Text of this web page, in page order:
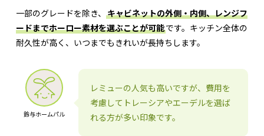
一部のグレードを除き、 キャビネットの外側・内側、レンジフ
ードまでホーロー素材を選ぶことが可能です。キッチン全体の
耐久性が高く、いつまでもきれいが長持ちします。
鈴与ホームパル
レミューの人気も高いですが、費用を
考慮してトレーシアやエーデルを選ば
れる方が多い印象です。